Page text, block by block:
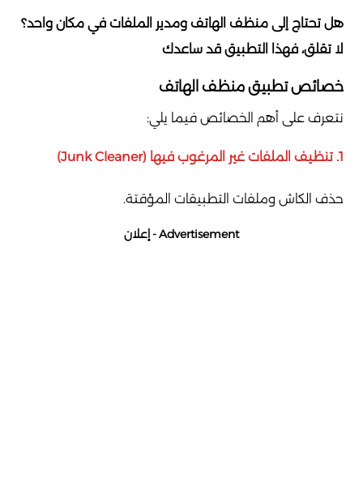
هل تحتاج إلى منظف الهاتف ومدير الملفات في مكان واحد؟
لا تقلق، فهذا التطبيق قد ساعدك
خصائص تطبيق منظف الهاتف
نتعرف على أهم الخصائص فيما يلي:
1. تنظيف الملفات غير المرغوب فيها (Junk Cleaner)
حذف الكاش وملفات التطبيقات المؤقتة.
Advertisement - إعلان